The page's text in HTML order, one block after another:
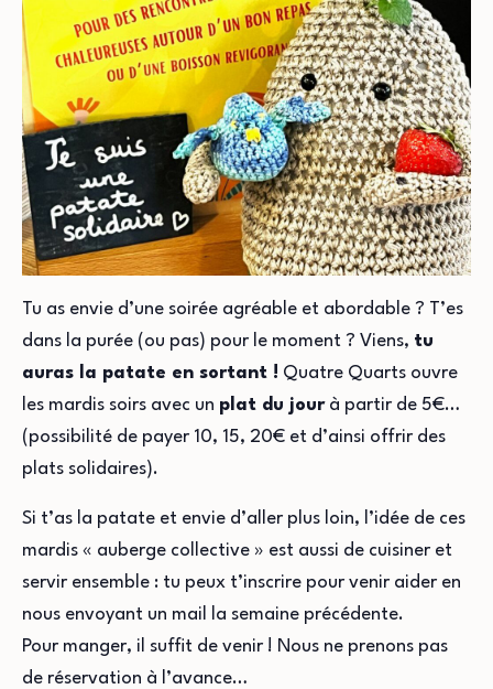
Tu as envie d’une soirée agréable et abordable ? T’es
dans la purée (ou pas) pour le moment ? Viens, tu
auras la patate en sortant ! Quatre Quarts ouvre
les mardis soirs avec un plat du jourà partir de 5€…
(possibilité de payer 10, 15, 20€ et d’ainsi offrir des
plats solidaires).
Si t’as la patate et envie d’aller plus loin, l’idée de ces
mardis « auberge collective » est aussi de cuisiner et
servir ensemble : tu peux t’inscrire pour venir aider en
nous envoyant un mail la semaine précédente.
Pour manger, il suffit de venir ! Nous ne prenons pas
de réservation à l’avance…